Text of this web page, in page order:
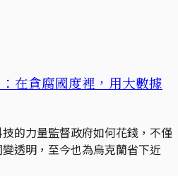
在貪腐國度裡，用大數據
的力量監督政府如何花錢，不僅
透明，至今也為烏克蘭省下近